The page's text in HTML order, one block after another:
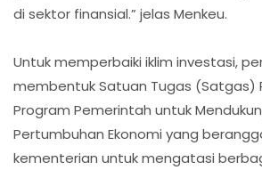
di sektor finansial.” jelas Menkeu.
Untuk memperbaiki iklim investasi,
membentuk Satuan Tugas (Satgas)
Program Pemerintah untuk
Pertumbuhan Ekonomi yang
kementerian untuk mengatasi